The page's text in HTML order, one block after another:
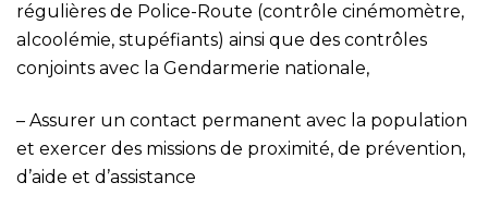
régulières de Police-Route (contrôle cinémomètre,
alcoolémie, stupéfiants) ainsi que des contrôles
conjoints avec la Gendarmerie nationale,
– Assurer un contact permanent avec la population
et exercer des missions de proximité, de prévention,
d’aide et d’assistance